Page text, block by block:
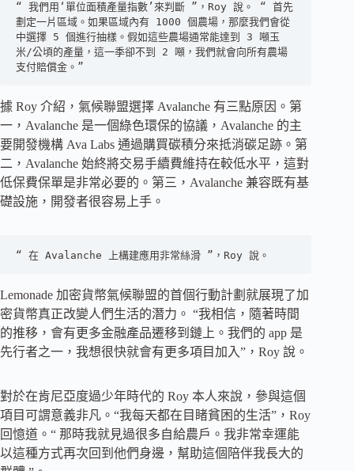
“ 我們用‘單位面積產量指數’來判斷 ”，Roy 說。 “ 首先
劃定一片區域。如果區域內有 1000 個農場，那麼我們會從
中選擇 5 個進行抽樣。假如這些農場通常能達到 3 噸玉
米/公頃的產量，這一季卻不到 2 噸，我們就會向所有農場
支付賠償金。”
據 Roy 介紹，氣候聯盟選擇 Avalanche 有三點原因。第
一，Avalanche 是一個綠色環保的協議，Avalanche 的主
要開發機構 Ava Labs 通過購買碳積分來抵消碳足跡。第
二，Avalanche 始終將交易手續費維持在較低水平，這對
低保費保單是非常必要的。第三，Avalanche 兼容既有基
礎設施，開發者很容易上手。
“ 在 Avalanche 上構建應用非常絲滑 ”，Roy 說。
Lemonade 加密貨幣氣候聯盟的首個行動計劃就展現了加
密貨幣真正改變人們生活的潛力。 “我相信，隨著時間
的推移，會有更多金融產品遷移到鏈上。我們的 app 是
先行者之一，我想很快就會有更多項目加入”，Roy 說。
對於在肯尼亞度過少年時代的 Roy 本人來說，參與這個
項目可謂意義非凡。“我每天都在目睹貧困的生活”，Roy
回憶道。“ 那時我就見過很多自給農戶。我非常幸運能
以這種方式再次回到他們身邊，幫助這個陪伴我長大的